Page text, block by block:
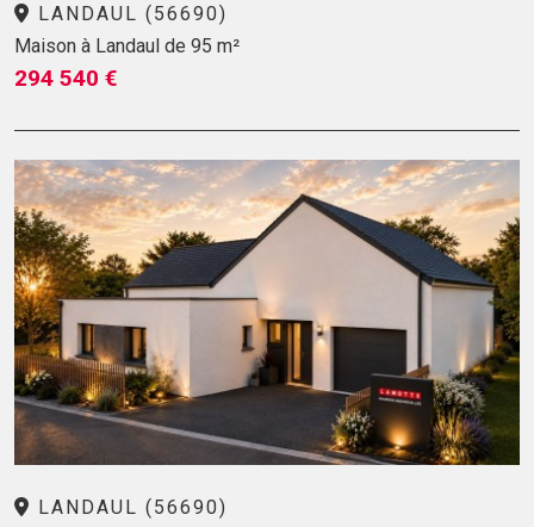
LANDAUL (56690)
Maison à Landaul de 95 m²
294 540 €
LANDAUL (56690)